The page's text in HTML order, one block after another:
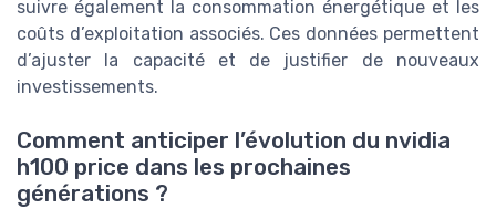
suivre également la consommation énergétique et les
coûts d’exploitation associés. Ces données permettent
d’ajuster la capacité et de justifier de nouveaux
investissements.
Comment anticiper l’évolution du nvidia
h100 price dans les prochaines
générations ?